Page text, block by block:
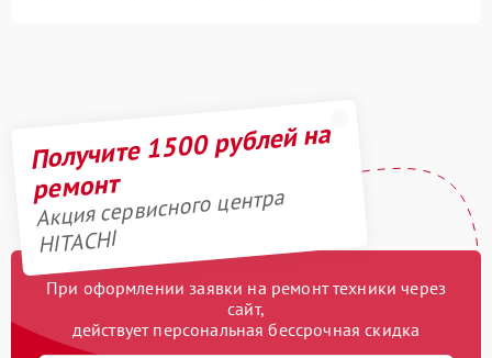
Получите 1500 рублей на
ремонт
Акция сервисного центра
HITACHI
При оформлении заявки на ремонт техники через
сайт,
действует персональная бессрочная скидка